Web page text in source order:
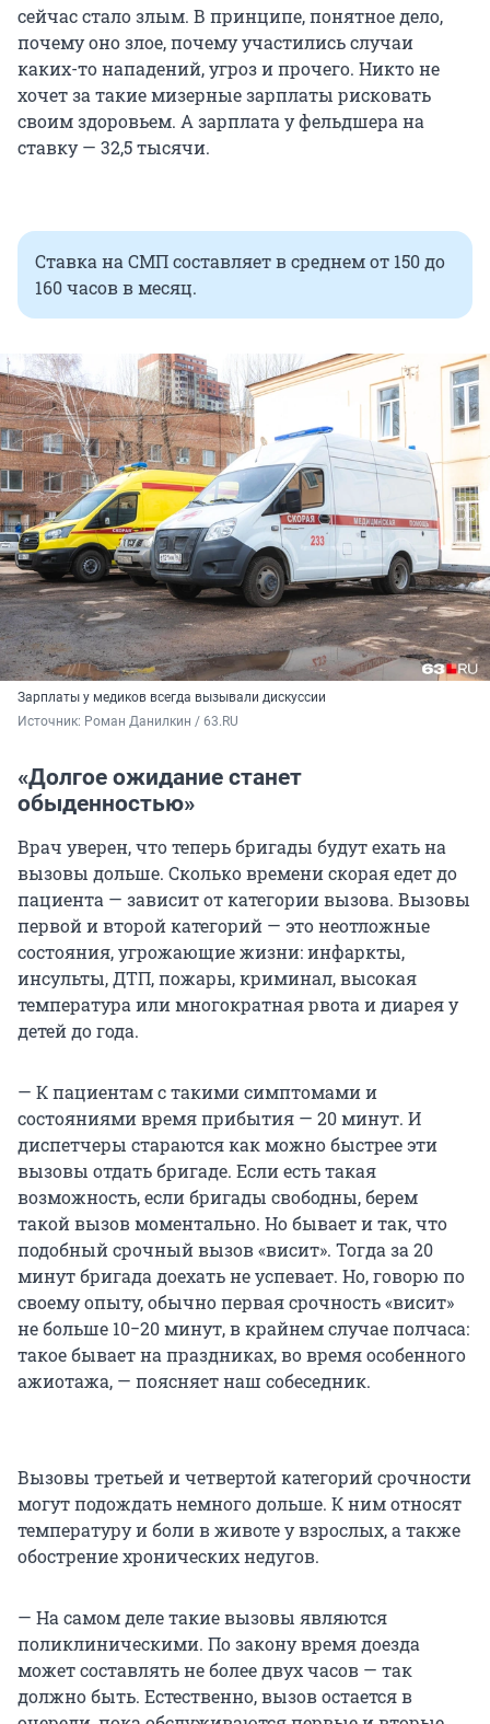
сейчас стало злым. В принципе, понятное дело,
почему оно злое, почему участились случаи
каких-то нападений, угроз и прочего. Никто не
хочет за такие мизерные зарплаты рисковать
своим здоровьем. А зарплата у фельдшера на
ставку — 32,5 тысячи.
Ставка на СМП составляет в среднем от 150 до
160 часов в месяц.
Зарплаты у медиков всегда вызывали дискуссии
Источник: Роман Данилкин / 63.RU
«Долгое ожидание станет
обыденностью»
Врач уверен, что теперь бригады будут ехать на
вызовы дольше. Сколько времени скорая едет до
пациента — зависит от категории вызова. Вызовы
первой и второй категорий — это неотложные
состояния, угрожающие жизни: инфаркты,
инсульты, ДТП, пожары, криминал, высокая
температура или многократная рвота и диарея у
детей до года.
— К пациентам с такими симптомами и
состояниями время прибытия — 20 минут. И
диспетчеры стараются как можно быстрее эти
вызовы отдать бригаде. Если есть такая
возможность, если бригады свободны, берем
такой вызов моментально. Но бывает и так, что
подобный срочный вызов «висит». Тогда за 20
минут бригада доехать не успевает. Но, говорю по
своему опыту, обычно первая срочность «висит»
не больше 10−20 минут, в крайнем случае полчаса:
такое бывает на праздниках, во время особенного
ажиотажа, — поясняет наш собеседник.
Вызовы третьей и четвертой категорий срочности
могут подождать немного дольше. К ним относят
температуру и боли в животе у взрослых, а также
обострение хронических недугов.
— На самом деле такие вызовы являются
поликлиническими. По закону время доезда
может составлять не более двух часов — так
должно быть. Естественно, вызов остается в